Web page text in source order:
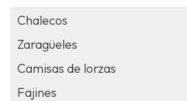
POLITICA DE COOKIES
AVISO LEGAL
Chalecos
Zaragüeles
Camisas de lorzas
Fajines